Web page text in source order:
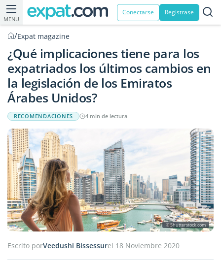
MENU
Conectarse Registrase
/Expat magazine
¿Qué implicaciones tiene para los
expatriados los últimos cambios en
la legislación de los Emiratos
Árabes Unidos?
RECOMENDACIONES 4 min de lectura
© Shutterstock.com
Escrito porVeedushi Bissessurel 18 Noviembre 2020